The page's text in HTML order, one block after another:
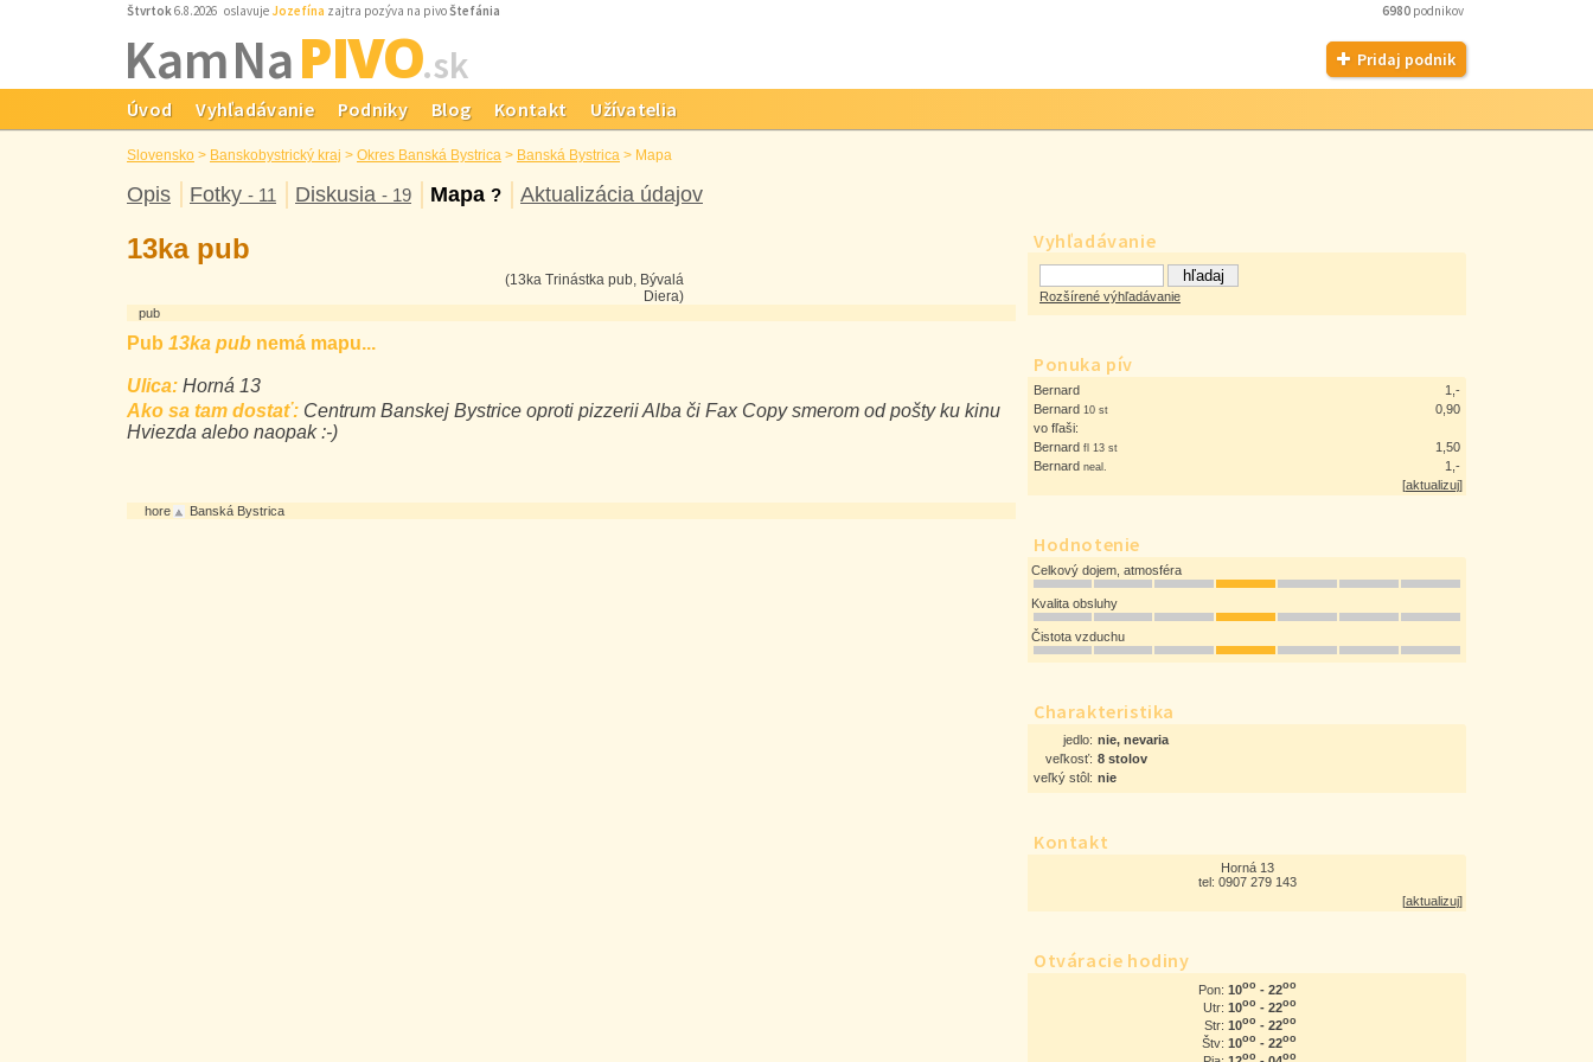
Štvrtok6.8.2026 oslavuje Jozefína zajtra pozýva na pivoŠtefánia 6980 podnikov
Kam NaPIVO.sk Pridaj podnik
Úvod Vyhľadávanie Podniky Blog Kontakt Užívatelia
Slovensko > Banskobystrický kraj > Okres Banská Bystrica > Banská Bystrica > Mapa
Opis Fotky - 11 Diskusia - 19 Mapa ?
Aktualizácia údajov
Vyhľadávanie
Rozšírené výhľadávanie
Ponuka pív
Bernard
1,-
Bernard 10 st
0,90
vo fľaši:
Bernard fl 13 st
1,50
Bernard neal.
1,-
[aktualizuj]
Hodnotenie
Celkový dojem, atmosféra
Kvalita obsluhy
Čistota vzduchu
Charakteristika
jedlo: nie, nevaria
veľkosť: 8 stolov
veľký stôl: nie
Kontakt
Horná 13
tel: 0907 279 143
[aktualizuj]
Otváracie hodiny
Pon: 10oo - 22oo
Utr: 10oo - 22oo
Str: 10oo - 22oo
Štv: 10oo - 22oo
oo oo
13ka pub
pub
(13ka Trinástka pub, Bývalá
Diera)
Pub 13ka pub nemá mapu...
Ulica: Horná 13
Ako sa tam dostať: Centrum Banskej Bystrice oproti pizzerii Alba či Fax Copy smerom od pošty ku kinu
Hviezda alebo naopak :-)
hore Banská Bystrica